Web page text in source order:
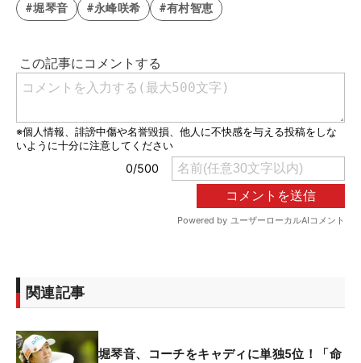
#堀琴音 #永峰咲希 #有村智恵
関連記事
堀琴音、コーチをキャディに単独5位！「命